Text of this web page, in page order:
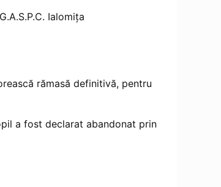
Ialomița
rămasă definitivă, pentru
a fost declarat abandonat prin